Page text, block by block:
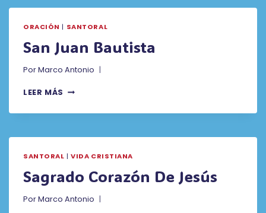
ORACIÓN | SANTORAL
San Juan Bautista
PorMarco Antonio
LEER MÁS SAN
BAUTISTA
SANTORAL |VIDA CRISTIANA
Sagrado Corazón De Jesús
PorMarco Antonio